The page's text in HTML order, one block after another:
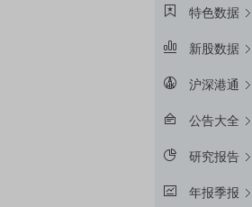
特色数据
新股数据
沪深港通
公告大全
研究报告
年报季报